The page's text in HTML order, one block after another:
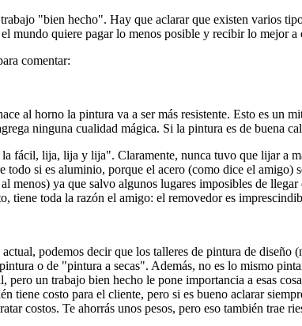
"bien hecho". Hay que aclarar que existen varios
mundo quiere pagar lo menos posible y recibir lo mejor
comentar:
al horno la pintura va a ser más resistente. Esto es un
ninguna cualidad mágica. Si la pintura es de buena
fácil, lija, lija y lija". Claramente, nunca tuvo que lijar a
si es aluminio, porque el acero (como dice el amigo)
menos) ya que salvo algunos lugares imposibles de
tiene toda la razón el amigo: el removedor es
podemos decir que los talleres de pintura de diseño
o de "pintura a secas". Además, no es lo mismo
un trabajo bien hecho le pone importancia a esas
tiene costo para el cliente, pero si es bueno aclarar
costos. Te ahorrás unos pesos, pero eso también trae